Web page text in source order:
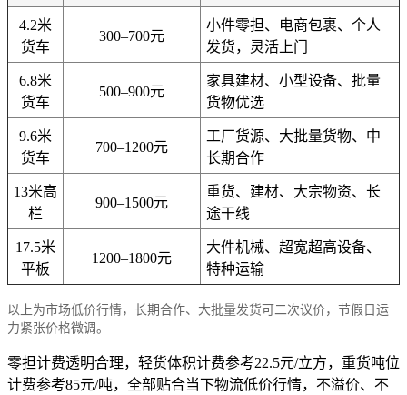
4.2米
货车
300–700元
小件零担、电商包裹、个人
发货，灵活上门
6.8米
货车
500–900元
家具建材、小型设备、批量
货物优选
9.6米
货车
700–1200元
工厂货源、大批量货物、中
长期合作
13米高
栏
900–1500元
重货、建材、大宗物资、长
途干线
17.5米
平板
1200–1800元
大件机械、超宽超高设备、
特种运输
以上为市场低价行情，长期合作、大批量发货可二次议价，节假日运
力紧张价格微调。
零担计费透明合理，轻货体积计费参考22.5元/立方，重货吨位
计费参考85元/吨，全部贴合当下物流低价行情，不溢价、不